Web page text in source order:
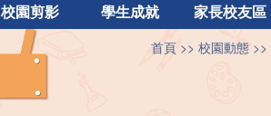
校園剪影 學生成就 家長校友區
首頁 校園動態